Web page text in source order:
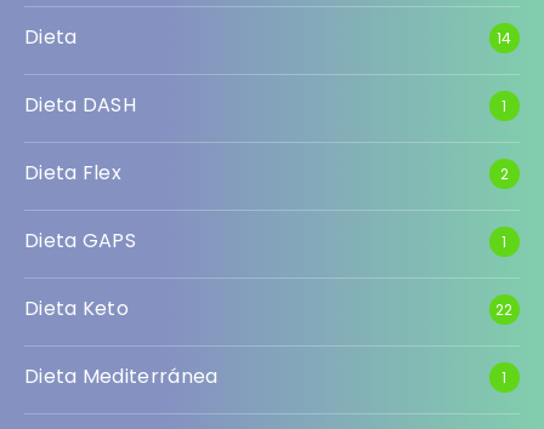
Dieta 14
Dieta DASH 1
Dieta Flex 2
Dieta GAPS 1
Dieta Keto 22
Dieta Mediterránea 1